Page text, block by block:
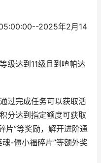
2025年2月14
级达到11级且到喳帕达
过完成任务可以获取活
分达到指定额度可获取
片”等奖励，解开进阶通
-僵小福碎片”等额外奖